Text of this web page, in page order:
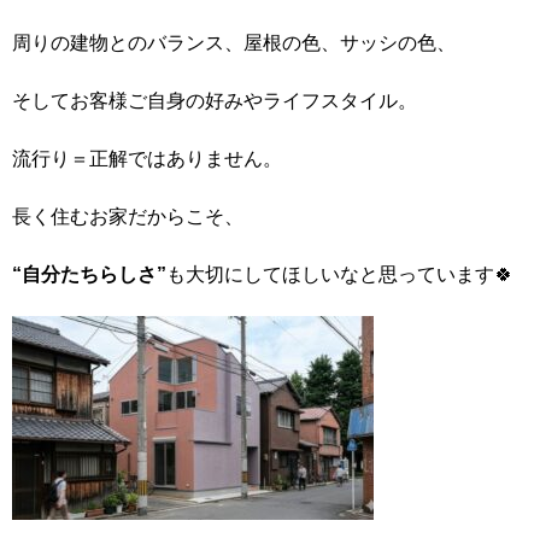
周りの建物とのバランス、屋根の色、サッシの色、
そしてお客様ご自身の好みやライフスタイル。
流行り＝正解ではありません。
長く住むお家だからこそ、
“自分たちらしさ” も大切にしてほしいなと思っています🍀